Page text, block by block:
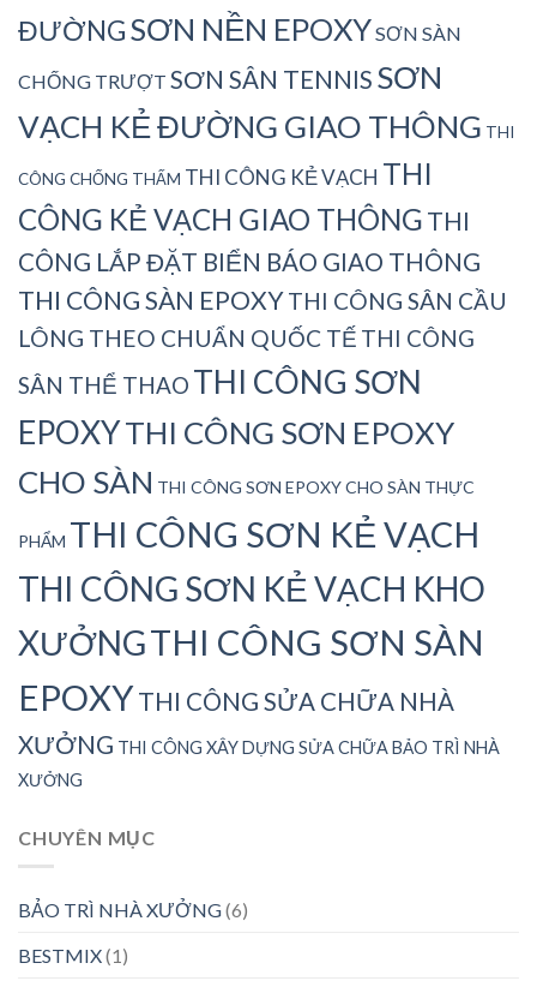
ĐƯỜNGSƠN NỀN EPOXYSƠN SÀN
CHỐNG TRƯỢT SƠN SÂN TENNIS SƠN
VẠCH KẺ ĐƯỜNG GIAO THÔNG THI
CÔNG CHỐNG THẤM THI CÔNG KẺ VẠCH THI
CÔNG KẺ VẠCH GIAO THÔNG THI
CÔNG LẮP ĐẶT BIỂN BÁO GIAO THÔNG
THI CÔNG SÀN EPOXYTHI CÔNG SÂN CẦU
LÔNG THEO CHUẨN QUỐC TẾ THI CÔNG
SÂN THỂ THAO THI CÔNG SƠN
EPOXYTHI CÔNG SƠN EPOXY
CHO SÀN THI CÔNG SƠN EPOXY CHO SÀN THỰC
PHẨM THI CÔNG SƠN KẺ VẠCH
THI CÔNG SƠN KẺ VẠCH KHO
XƯỞNGTHI CÔNG SƠN SÀN
EPOXYTHI CÔNG SỬA CHỮA NHÀ
XƯỞNG THI CÔNG XÂY DỰNG SỬA CHỮA BẢO TRÌ NHÀ
XƯỞNG
CHUYÊN MỤC
BẢO TRÌ NHÀ XƯỞNG(6)
BESTMIX(1)